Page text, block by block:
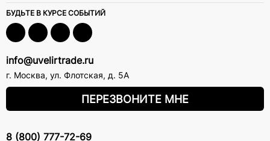
БУДЬТЕ В КУРСЕ СОБЫТИЙ
info@uvelirtrade.ru
г. Москва, ул. Флотская, д. 5А
ПЕРЕЗВОНИТЕ МНЕ
8 (800) 777-72-69